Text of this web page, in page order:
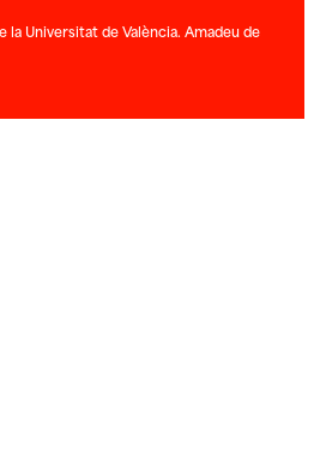
Universitat de València. Amadeu de